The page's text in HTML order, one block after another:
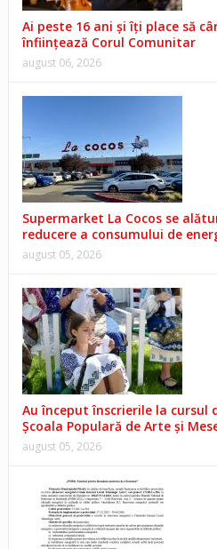
Ai peste 16 ani și îți place să
înființează Corul Comunitar
august 06, 2026
Supermarket La Cocos se
reducere a consumului de
august 05, 2026
Au început înscrierile la cursul
Școala Populară de Arte și
august 05, 2026